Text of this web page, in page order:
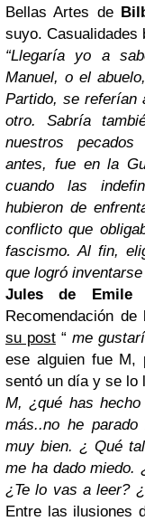
Bellas Artes de
suyo. Casualidades
“Llegaría yo a
Manuel, o el
Partido, se referían
otro. Sabría
nuestros
antes, fue en la
cuando las
hubieron de
conflicto que
fascismo. Al fin,
que logró
Jules de Emile
Recomendación de
su post“ me
ese alguien fue M,
sentó un día y se lo
M, ¿qué has
más..no he
muy bien. ¿ Qué
me ha dado miedo.
¿Te lo vas a leer?
Entre las ilusiones